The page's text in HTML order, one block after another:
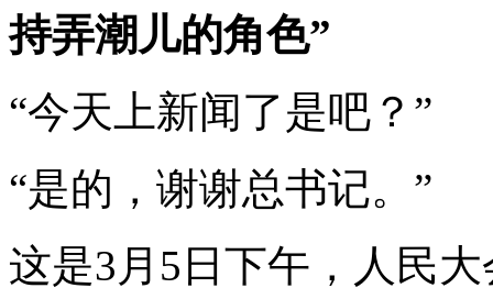
持弄潮儿的角色”
“今天上新闻了是吧？”
“是的，谢谢总书记。”
这是3月5日下午，人民